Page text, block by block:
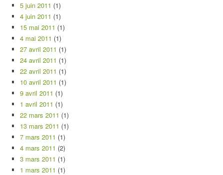
5 juin 2011 (1)
4 juin 2011 (1)
15 mai 2011 (1)
4 mai 2011 (1)
27 avril 2011 (1)
24 avril 2011 (1)
22 avril 2011 (1)
10 avril 2011 (1)
9 avril 2011 (1)
1 avril 2011 (1)
22 mars 2011 (1)
13 mars 2011 (1)
7 mars 2011 (1)
4 mars 2011 (2)
3 mars 2011 (1)
1 mars 2011 (1)